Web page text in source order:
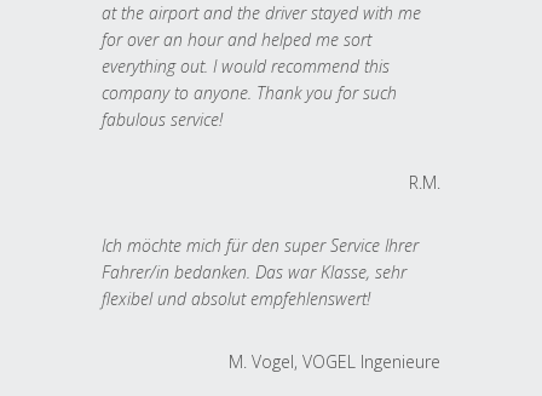
at the airport and the driver stayed with me
for over an hour and helped me sort
everything out. I would recommend this
company to anyone. Thank you for such
fabulous service!
R.M.
Ich möchte mich für den super Service Ihrer
Fahrer/in bedanken. Das war Klasse, sehr
flexibel und absolut empfehlenswert!
M. Vogel, VOGEL Ingenieure